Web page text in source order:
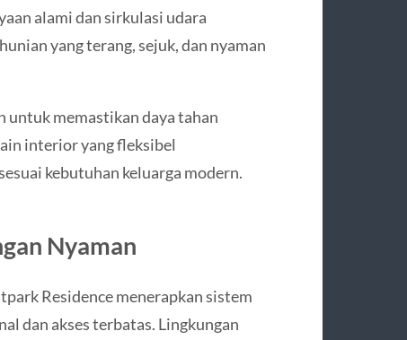
alami dan sirkulasi udara
yang terang, sejuk, dan nyaman
memastikan daya tahan
interior yang fleksibel
kebutuhan keluarga modern.
Nyaman
Residence menerapkan sistem
dan akses terbatas. Lingkungan